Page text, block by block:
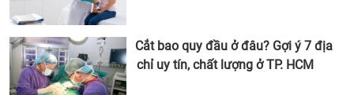
Cắt bao quy đầu ở đâu? Gợi ý 7 địa
chỉ uy tín, chất lượng ở TP. HCM